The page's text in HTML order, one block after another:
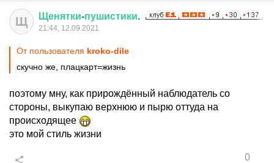
Щ Щенятки-пушистики.
21:44, 12.09.2021
От пользователя kroko-dile
скучно же, плацкарт=жизнь
поэтому мну, как прирождённый наблюдатель со
стороны, выкупаю верхнюю и пырю оттуда на
происходящее
это мой стиль жизни
0